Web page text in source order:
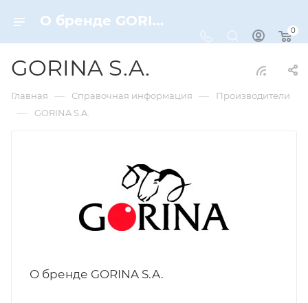
О бренде GORINA S.A.
0
GORINA S.A.
Главная — Справочная информация — Производители
— GORINA S.A.
О бренде GORINA S.A.